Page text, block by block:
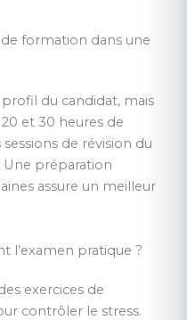
formation dans une
du candidat, mais
et 30 heures de
de révision du
Une préparation
assure un meilleur
l’examen pratique ?
exercices de
contrôler le stress.